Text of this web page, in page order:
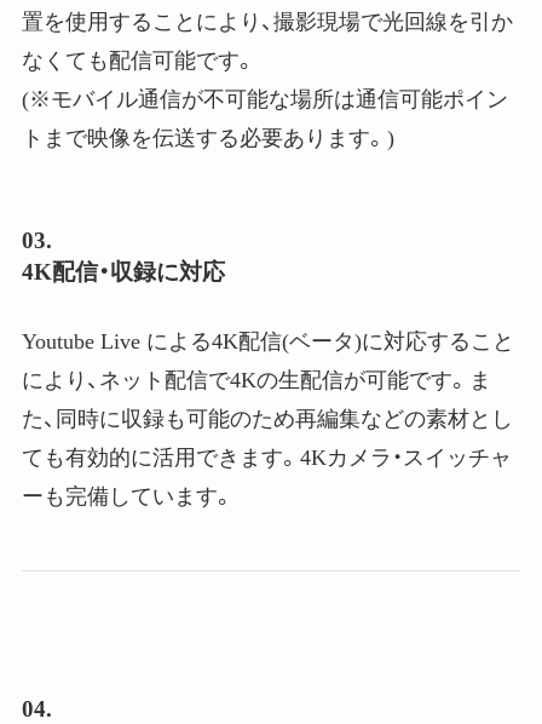
置を使用することにより、撮影現場で光回線を引か
なくても配信可能です。
(※モバイル通信が不可能な場所は通信可能ポイン
トまで映像を伝送する必要あります。)
03.
4K配信・収録に対応
Youtube Live による4K配信(ベータ)に対応すること
により、ネット配信で4Kの生配信が可能です。ま
た、同時に収録も可能のため再編集などの素材とし
ても有効的に活用できます。 4Kカメラ・スイッチャ
ーも完備しています。
04.